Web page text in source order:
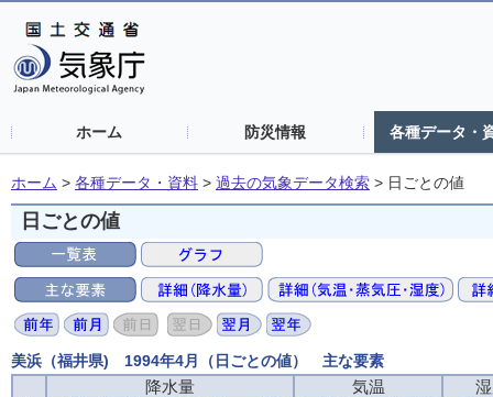
ホーム 防災情報 各種データ・
ホーム > 各種データ・資料 > 過去の気象データ検索 > 日ごとの値
日ごとの値
美浜（福井県) 1994年4月（日ごとの値） 主な要素
降水量 気温